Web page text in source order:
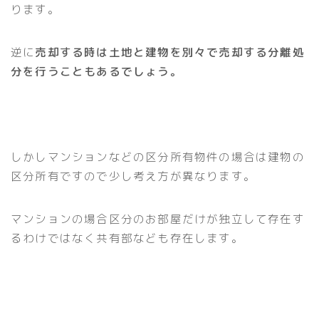
ります。
逆に売却する時は土地と建物を別々で売却する分離処
分を行うこともあるでしょう。
しかしマンションなどの区分所有物件の場合は建物の
区分所有ですので少し考え方が異なります。
マンションの場合区分のお部屋だけが独立して存在す
るわけではなく共有部なども存在します。